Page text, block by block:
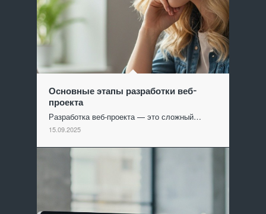
Основные этапы разработки веб-
проекта
Разработка веб-проекта — это сложный…
15.09.2025